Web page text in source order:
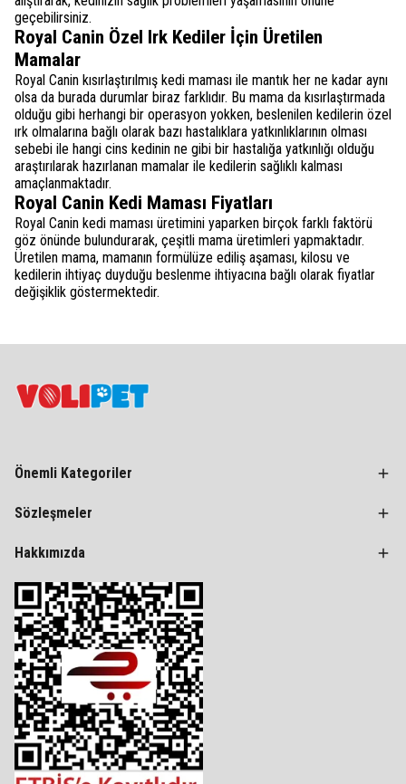
geçebilirsiniz.
Royal Canin Özel Irk Kediler İçin Üretilen
Mamalar
Royal Canin kısırlaştırılmış kedi maması ile mantık her ne kadar aynı
olsa da burada durumlar biraz farklıdır. Bu mama da kısırlaştırmada
olduğu gibi herhangi bir operasyon yokken, beslenilen kedilerin özel
ırk olmalarına bağlı olarak bazı hastalıklara yatkınlıklarının olması
sebebi ile hangi cins kedinin ne gibi bir hastalığa yatkınlığı olduğu
araştırılarak hazırlanan mamalar ile kedilerin sağlıklı kalması
amaçlanmaktadır.
Royal Canin Kedi Maması Fiyatları
Royal Canin kedi maması üretimini yaparken birçok farklı faktörü
göz önünde bulundurarak, çeşitli mama üretimleri yapmaktadır.
Üretilen mama, mamanın formülüze ediliş aşaması, kilosu ve
kedilerin ihtiyaç duyduğu beslenme ihtiyacına bağlı olarak fiyatlar
değişiklik göstermektedir.
Önemli Kategoriler
Sözleşmeler
Hakkımızda